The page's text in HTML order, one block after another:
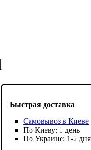
Быстрая доставка
Самовывоз в Киеве
По Киеву: 1 день
По Украине: 1-2 дня